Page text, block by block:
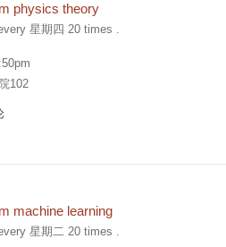
physics theory
星期四 20 times .
102
machine learning
星期二 20 times .